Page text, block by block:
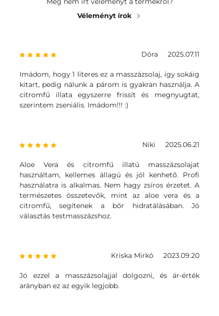
Véleményt írok
Dóra 2025.07.11
Imádom, hogy 1 literes ez a masszázsolaj, így sokáig
kitart, pedig nálunk a párom is gyakran használja. A
citromfű illata egyszerre frissít és megnyugtat,
szerintem zseniális. Imádom!!! :)
Niki 2025.06.21
Aloe Vera és citromfű illatú masszázsolajat
használtam, kellemes állagú és jól kenhető. Profi
használatra is alkalmas. Nem hagy zsíros érzetet. A
természetes összetevők, mint az aloe vera és a
citromfű, segítenek a bőr hidratálásában. Jó
választás testmasszázshoz.
Kriska Mirkó 2023.09.20
Jó ezzel a masszázsolajjal dolgozni, és ár-érték
arányban ez az egyik legjobb.